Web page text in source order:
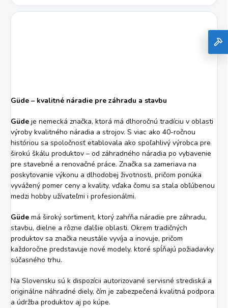
Güde – kvalitné náradie pre záhradu a stavbu
Güde je nemecká značka, ktorá má dlhoročnú tradíciu v oblasti
výroby kvalitného náradia a strojov. S viac ako 40-ročnou
históriou sa spoločnosť etablovala ako spoľahlivý výrobca pre
širokú škálu produktov – od záhradného náradia po vybavenie
pre stavebné a renovačné práce. Značka sa zameriava na
poskytovanie výkonu a dlhodobej životnosti, pričom ponúka
vyvážený pomer ceny a kvality, vďaka čomu sa stala obľúbenou
medzi hobby užívateľmi i profesionálmi.
Güde má široký sortiment, ktorý zahŕňa náradie pre záhradu,
stavbu, dielne a rôzne ďalšie oblasti. Okrem tradičných
produktov sa značka neustále vyvíja a inovuje, pričom
každoročne predstavuje nové modely, ktoré spĺňajú požiadavky
súčasného trhu.
Na Slovensku sú k dispozícii autorizované servisné strediská a
originálne náhradné diely, čím je zabezpečená kvalitná podpora
a údržba produktov aj po kúpe.